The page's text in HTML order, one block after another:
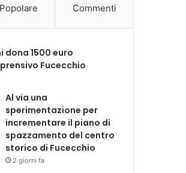
Popolare Commenti
dona 1500 euro
Fucecchio
Al via una
sperimentazione per
incrementare il piano di
spazzamento del centro
storico di Fucecchio
2 giorni fa